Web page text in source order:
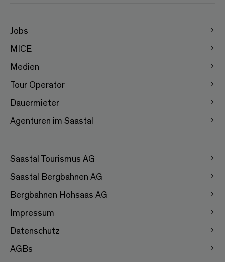
Jobs
MICE
Medien
Tour Operator
Dauermieter
Agenturen im Saastal
Saastal Tourismus AG
Saastal Bergbahnen AG
Bergbahnen Hohsaas AG
Impressum
Datenschutz
AGBs